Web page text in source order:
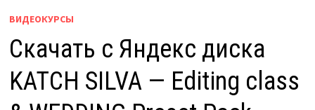
ВИДЕОКУРСЫ
Скачать с Яндекс диска
KATCH SILVA — Editing class